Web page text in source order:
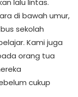
di bawah umur,
sekolah
Kami juga
orang tua
cukup